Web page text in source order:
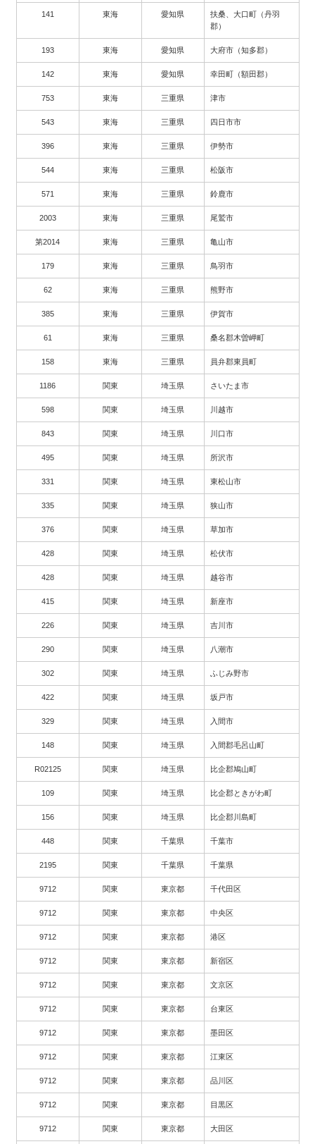
141 東海 愛知県
扶桑、大口町（丹羽
郡）
193 東海 愛知県 大府市（知多郡）
142 東海 愛知県 幸田町（額田郡）
753 東海 三重県 津市
543 東海 三重県 四日市市
396 東海 三重県 伊勢市
544 東海 三重県 松阪市
571 東海 三重県 鈴鹿市
2003 東海 三重県 尾鷲市
第2014 東海 三重県 亀山市
179 東海 三重県 鳥羽市
62 東海 三重県 熊野市
385 東海 三重県 伊賀市
61 東海 三重県 桑名郡木曽岬町
158 東海 三重県 員弁郡東員町
1186 関東 埼玉県 さいたま市
598 関東 埼玉県 川越市
843 関東 埼玉県 川口市
495 関東 埼玉県 所沢市
331 関東 埼玉県 東松山市
335 関東 埼玉県 狭山市
376 関東 埼玉県 草加市
428 関東 埼玉県 松伏市
428 関東 埼玉県 越谷市
415 関東 埼玉県 新座市
226 関東 埼玉県 吉川市
290 関東 埼玉県 八潮市
302 関東 埼玉県 ふじみ野市
422 関東 埼玉県 坂戸市
329 関東 埼玉県 入間市
148 関東 埼玉県 入間郡毛呂山町
R02125 関東 埼玉県 比企郡鳩山町
109 関東 埼玉県 比企郡ときがわ町
156 関東 埼玉県 比企郡川島町
448 関東 千葉県 千葉市
2195 関東 千葉県 千葉県
9712 関東 東京都 千代田区
9712 関東 東京都 中央区
9712 関東 東京都 港区
9712 関東 東京都 新宿区
9712 関東 東京都 文京区
9712 関東 東京都 台東区
9712 関東 東京都 墨田区
9712 関東 東京都 江東区
9712 関東 東京都 品川区
9712 関東 東京都 目黒区
9712 関東 東京都 大田区